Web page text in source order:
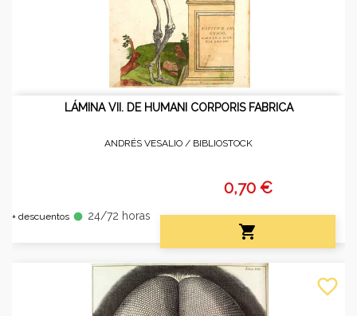
LÁMINA VII. DE HUMANI CORPORIS FABRICA
ANDRÉS VESALIO / BIBLIOSTOCK
+ descuentos fiber_manual_record 24/72 horas
0,70 €

favorite_border